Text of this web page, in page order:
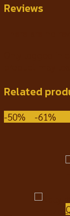
Reviews
Related
-50% -61%